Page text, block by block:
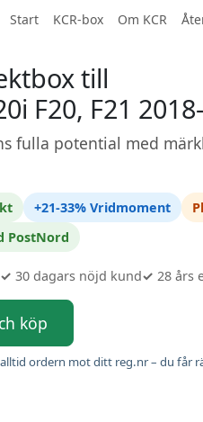
Start KCR-box Om KCR
till
F20, F21 2018-
fulla potential med
+21-33% Vridmoment
PostNord
✓ 30 dagars nöjd kund✓ 28 års
köp
ordern mot ditt reg.nr – du får